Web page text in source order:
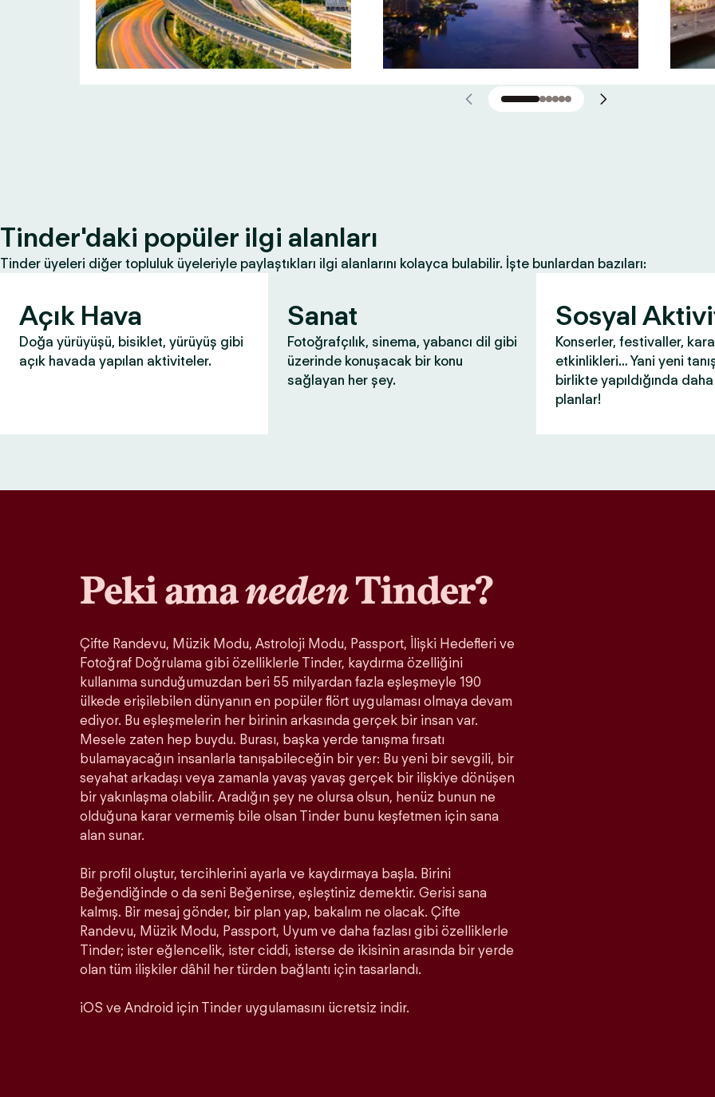
Tinder'daki popüler ilgi alanları
Tinder üyeleri diğer topluluk üyeleriyle paylaştıkları ilgi alanlarını kolayca bulabilir. İşte bunlardan bazıları:
Açık Hava
Doğa yürüyüşü, bisiklet, yürüyüş gibi
açık havada yapılan aktiviteler.
Sanat
Fotoğrafçılık, sinema, yabancı dil gibi
üzerinde konuşacak bir konu
sağlayan her şey.
Sosyal
Konserler, festivaller,
etkinlikleri… Yani yeni
birlikte yapıldığında
planlar!
Peki amanedenTinder?
Çifte Randevu, Müzik Modu, Astroloji Modu, Passport, İlişki Hedefleri ve
Fotoğraf Doğrulama gibi özelliklerle Tinder, kaydırma özelliğini
kullanıma sunduğumuzdan beri 55 milyardan fazla eşleşmeyle 190
ülkede erişilebilen dünyanın en popüler flört uygulaması olmaya devam
ediyor. Bu eşleşmelerin her birinin arkasında gerçek bir insan var.
Mesele zaten hep buydu. Burası, başka yerde tanışma fırsatı
bulamayacağın insanlarla tanışabileceğin bir yer: Bu yeni bir sevgili, bir
seyahat arkadaşı veya zamanla yavaş yavaş gerçek bir ilişkiye dönüşen
bir yakınlaşma olabilir. Aradığın şey ne olursa olsun, henüz bunun ne
olduğuna karar vermemiş bile olsan Tinder bunu keşfetmen için sana
alan sunar.
Bir profil oluştur, tercihlerini ayarla ve kaydırmaya başla. Birini
Beğendiğinde o da seni Beğenirse, eşleştiniz demektir. Gerisi sana
kalmış. Bir mesaj gönder, bir plan yap, bakalım ne olacak. Çifte
Randevu, Müzik Modu, Passport, Uyum ve daha fazlası gibi özelliklerle
Tinder; ister eğlencelik, ister ciddi, isterse de ikisinin arasında bir yerde
olan tüm ilişkiler dâhil her türden bağlantı için tasarlandı.
iOS ve Android için Tinder uygulamasını ücretsiz indir.